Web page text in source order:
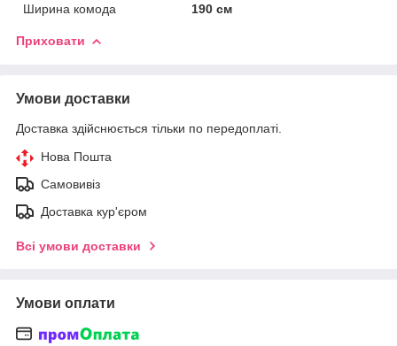
Ширина комода
190 см
Приховати
Умови доставки
Доставка здійснюється тільки по передоплаті.
Нова Пошта
Самовивіз
Доставка кур'єром
Всі умови доставки
Умови оплати